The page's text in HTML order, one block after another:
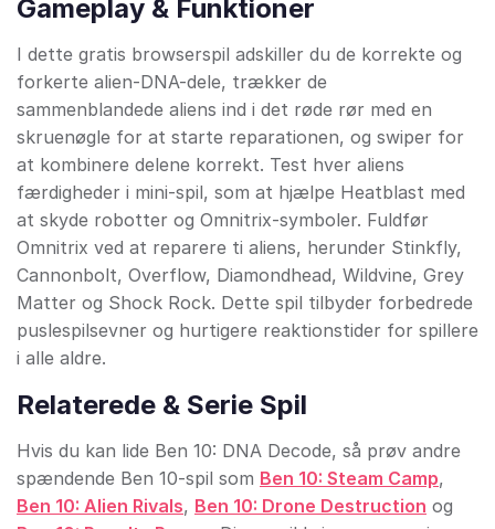
Gameplay & Funktioner
I dette gratis browserspil adskiller du de korrekte og
forkerte alien-DNA-dele, trækker de
sammenblandede aliens ind i det røde rør med en
skruenøgle for at starte reparationen, og swiper for
at kombinere delene korrekt. Test hver aliens
færdigheder i mini-spil, som at hjælpe Heatblast med
at skyde robotter og Omnitrix-symboler. Fuldfør
Omnitrix ved at reparere ti aliens, herunder Stinkfly,
Cannonbolt, Overflow, Diamondhead, Wildvine, Grey
Matter og Shock Rock. Dette spil tilbyder forbedrede
puslespilsevner og hurtigere reaktionstider for spillere
i alle aldre.
Relaterede & Serie Spil
Hvis du kan lide Ben 10: DNA Decode, så prøv andre
spændende Ben 10-spil som Ben 10: Steam Camp,
Ben 10: Alien Rivals, Ben 10: Drone Destruction og